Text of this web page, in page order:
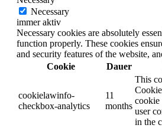
Necessary
immer aktiv
Necessary cookies are absolutely
function properly. These cookies
and security features of the website,
Cookie
Dauer
cookielawinfo-
checkbox-analytics
11
months
This
cookie
user
in the